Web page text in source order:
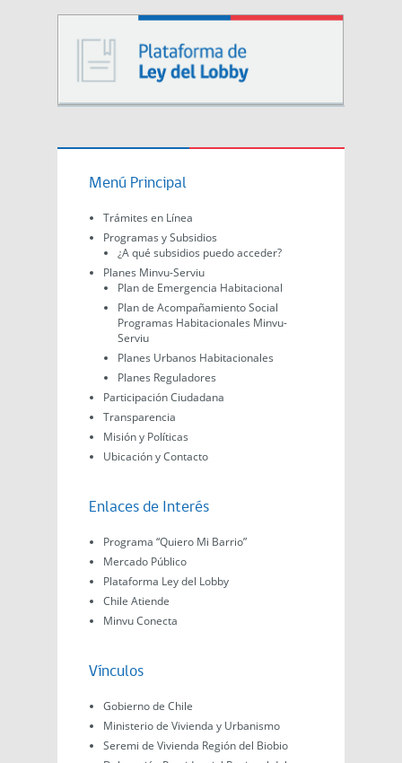
Menú Principal
Trámites en Línea
Programas y Subsidios
¿A qué subsidios puedo acceder?
Planes Minvu-Serviu
Plan de Emergencia Habitacional
Plan de Acompañamiento Social
Programas Habitacionales Minvu-
Serviu
Planes Urbanos Habitacionales
Planes Reguladores
Participación Ciudadana
Transparencia
Misión y Políticas
Ubicación y Contacto
Enlaces de Interés
Programa “Quiero Mi Barrio”
Mercado Público
Plataforma Ley del Lobby
Chile Atiende
Minvu Conecta
Vínculos
Gobierno de Chile
Ministerio de Vivienda y Urbanismo
Seremi de Vivienda Región del Biobio